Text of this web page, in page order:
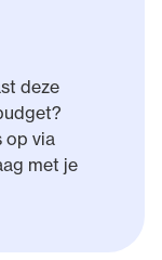
deze
op via
met je